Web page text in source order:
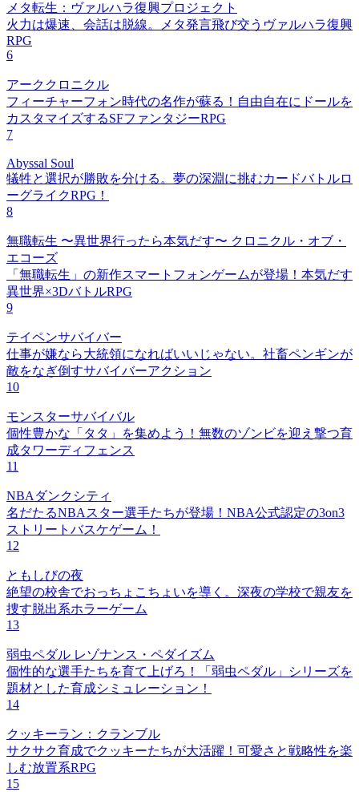
メタ転生：ヴァルハラ復興プロジェクト
火力は爆速、会話は脱線。メタ発言飛び交うヴァルハラ復興
RPG
6
アーククロニクル
フィーチャーフォン時代の名作が蘇る！自由自在にドールを
カスタマイズするSFファンタジーRPG
7
Abyssal Soul
犠牲と選択が勝敗を分ける。夢の深淵に挑むカードバトルロ
ーグライクRPG！
8
無職転生 〜異世界行ったら本気だす〜 クロニクル・オブ・
エコーズ
「無職転生」の新作スマートフォンゲームが登場！本気だす
異世界×3DバトルRPG
9
テイペンサバイバー
仕事が嫌なら大統領になればいいじゃない。社畜ペンギンが
敵をなぎ倒すサバイバーアクション
10
モンスターサバイバル
個性豊かな「タタ」を集めよう！無数のゾンビを迎え撃つ育
成タワーディフェンス
11
NBAダンクシティ
名だたるNBAスター選手たちが登場！NBA公式認定の3on3
ストリートバスケゲーム！
12
ともしびの夜
絶望の校舎でおっちょこちょいを導く。深夜の学校で親友を
捜す脱出系ホラーゲーム
13
弱虫ペダル レゾナンス・ペダイズム
個性的な選手たちを育て上げろ！「弱虫ペダル」シリーズを
題材とした育成シミュレーション！
14
クッキーラン：クランブル
サクサク育成でクッキーたちが大活躍！可愛さと戦略性を楽
しむ放置系RPG
15